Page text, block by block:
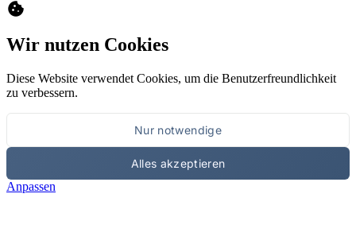
cookie
Wir nutzen Cookies
Diese Website verwendet Cookies, um die Benutzerfreundlichkeit
zu verbessern.
Nur notwendige
Alles akzeptieren
Anpassen